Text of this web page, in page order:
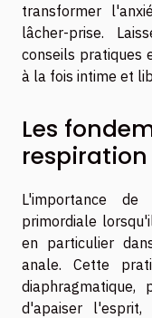
transformer
lâcher-prise.
conseils pratiques
à la fois intime et
Les
L'importance
primordiale
en particulier
anale. Cette
d'apaiser l'esprit,